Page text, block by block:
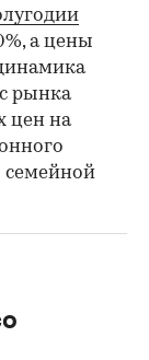
а цены
рынка
цен на
семейной